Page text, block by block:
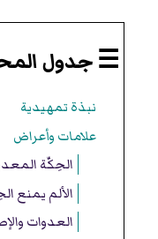
☰ جدول
نبذة تمهيدية
علامات وأعراض
الحِكّة
الألم يمنع
العدوات